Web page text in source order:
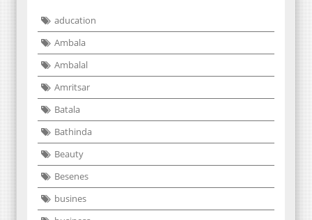
aducation
Ambala
Ambalal
Amritsar
Batala
Bathinda
Beauty
Besenes
busines